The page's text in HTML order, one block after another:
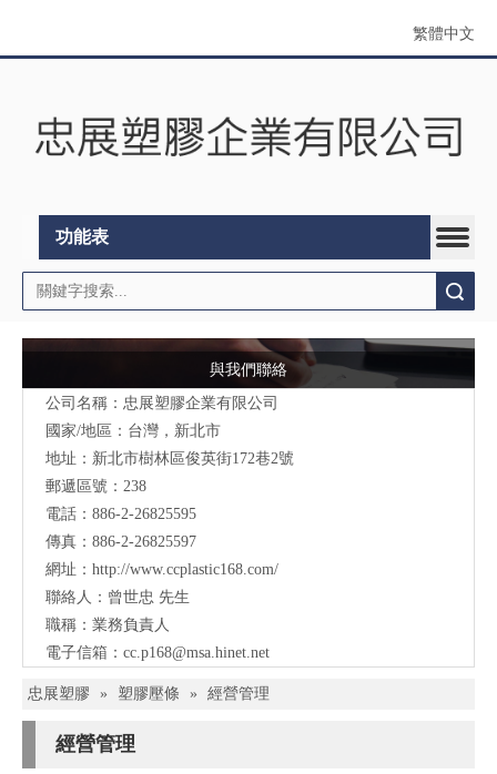
繁體中文
功能表
與我們聯絡
公司名稱：忠展塑膠企業有限公司
國家/地區：台灣，新北市
地址： 新北市樹林區俊英街172巷2號
郵遞區號：238
電話：886-2-26825595
傳真：886-2-26825597
網址： http://www.ccplastic168.com/
聯絡人：曾世忠 先生
職稱：業務負責人
電子信箱： cc.p168@msa.hinet.net
忠展塑膠 » 塑膠壓條 » 經營管理
經營管理